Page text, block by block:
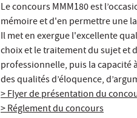
Le concours MMM180 est
mémoire et d'en permettre une
Il met en exergue l'excellente
choix et le traitement du sujet et
professionnelle, puis la capacité
des qualités d’éloquence,
> Flyer de présentation du
> Réglement du concours